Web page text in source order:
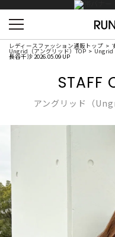
レディースファッション通販トップ
Ungrid（アングリッド）TOP Ungrid
長谷千沙 2026.05.09 UP
STAFF
アングリッド（